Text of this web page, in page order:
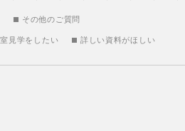
その他のご質問
見学をしたい 詳しい資料がほしい